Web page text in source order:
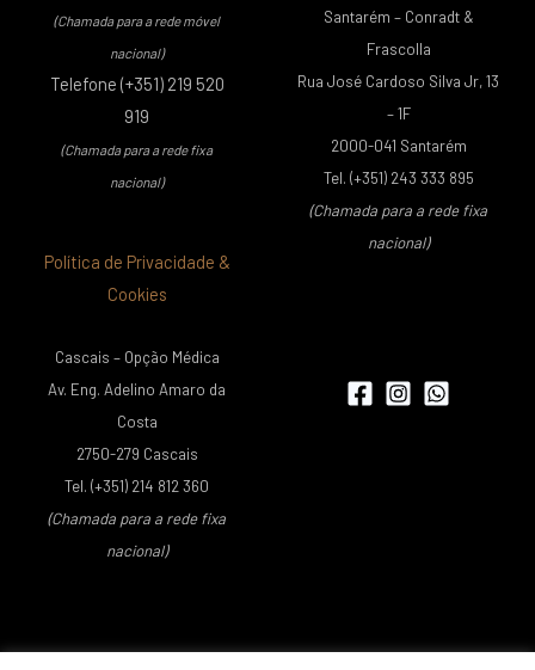
(Chamada para a rede móvel
nacional)
Telefone (+351) 219 520
919
(Chamada para a rede fixa
nacional)
Política de Privacidade &
Cookies
Santarém – Conradt &
Frascolla
Rua José Cardoso Silva Jr, 13
– 1F
2000-041 Santarém
Tel. (+351) 243 333 895
(Chamada para a rede fixa
nacional)
Cascais – Opção Médica
Av. Eng. Adelino Amaro da
Costa
2750-279 Cascais
Tel. (+351) 214 812 360
(Chamada para a rede fixa
nacional)